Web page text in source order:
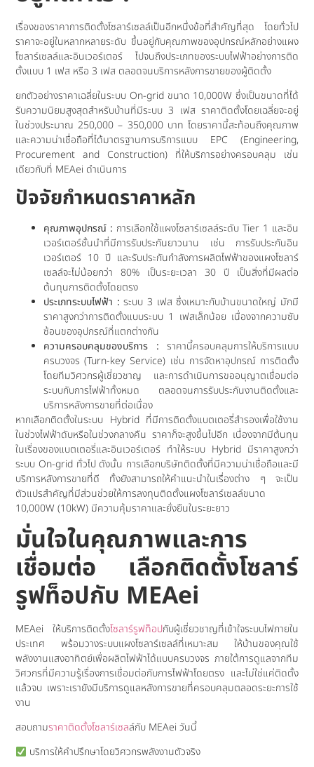
เรื่องของราคาการติดตั้งโซลาร์เซลล์เป็นอีกหนึ่งข้อที่สำคัญที่สุด โดยทั่วไป
ราคาจะอยู่ในหลากหลายระดับ ขึ้นอยู่กับคุณภาพของอุปกรณ์หลักอย่างแผง
โซลาร์เซลล์และอินเวอร์เตอร์ ไปจนถึงประเภทของระบบไฟฟ้าอย่างการติด
ตั้งแบบ 1 เฟส หรือ 3 เฟส ตลอดจนบริการหลังการขายของผู้ติดตั้ง
ยกตัวอย่างราคาเฉลี่ยในระบบ On-grid ขนาด 10,000W ซึ่งเป็นขนาดที่ได้
รับความนิยมสูงสุดสำหรับบ้านที่มีระบบ 3 เฟส ราคาติดตั้งโดยเฉลี่ยจะอยู่
ในช่วงประมาณ 250,000 – 350,000 บาท โดยราคานี้สะท้อนถึงคุณภาพ
และความน่าเชื่อถือที่ได้มาตรฐานการบริการแบบ EPC (Engineering,
Procurement and Construction) ที่ให้บริการอย่างครอบคลุม เช่น
เดียวกับที่ MEAei ดำเนินการ
ปัจจัยกำหนดราคาหลัก
คุณภาพอุปกรณ์ : การเลือกใช้แผงโซลาร์เซลล์ระดับ Tier 1 และอิน
เวอร์เตอร์ชั้นนำที่มีการรับประกันยาวนาน เช่น การรับประกันอิน
เวอร์เตอร์ 10 ปี และรับประกันกำลังการผลิตไฟฟ้าของแผงโซลาร์
เซลล์จะไม่น้อยกว่า 80% เป็นระยะเวลา 30 ปี เป็นสิ่งที่มีผลต่อ
ต้นทุนการติดตั้งโดยตรง
ประเภทระบบไฟฟ้า : ระบบ 3 เฟส ซึ่งเหมาะกับบ้านขนาดใหญ่ มักมี
ราคาสูงกว่าการติดตั้งแบบระบบ 1 เฟสเล็กน้อย เนื่องจากความซับ
ซ้อนของอุปกรณ์ที่แตกต่างกัน
ความครอบคลุมของบริการ : ราคานี้ครอบคลุมการให้บริการแบบ
ครบวงจร (Turn-key Service) เช่น การจัดหาอุปกรณ์ การติดตั้ง
โดยทีมวิศวกรผู้เชี่ยวชาญ และการดำเนินการขออนุญาตเชื่อมต่อ
ระบบกับการไฟฟ้าทั้งหมด ตลอดจนการรับประกันงานติดตั้งและ
บริการหลังการขายที่ต่อเนื่อง
หากเลือกติดตั้งในระบบ Hybrid ที่มีการติดตั้งแบตเตอรี่สำรองเพื่อใช้งาน
ในช่วงไฟฟ้าดับหรือในช่วงกลางคืน ราคาก็จะสูงขึ้นไปอีก เนื่องจากมีต้นทุน
ในเรื่องของแบตเตอรี่และอินเวอร์เตอร์ ทำให้ระบบ Hybrid มีราคาสูงกว่า
ระบบ On-grid ทั่วไป ดังนั้น การเลือกบริษัทติดตั้งที่มีความน่าเชื่อถือและมี
บริการหลังการขายที่ดี ทั้งยังสามารถให้คำแนะนำในเรื่องต่าง ๆ จะเป็น
ตัวแปรสำคัญที่มีส่วนช่วยให้การลงทุนติดตั้งแผงโซลาร์เซลล์ขนาด
10,000W (10kW) มีความคุ้มราคาและยั่งยืนในระยะยาว
มั่นใจในคุณภาพและการ
เชื่อมต่อ เลือกติดตั้งโซลาร์
รูฟท็อปกับ MEAei
MEAei ให้บริการติดตั้งโซลาร์รูฟท็อปกับผู้เชี่ยวชาญที่เข้าใจระบบไฟภายใน
ประเทศ พร้อมวางระบบแผงโซลาร์เซลล์ที่เหมาะสม ให้บ้านของคุณใช้
พลังงานแสงอาทิตย์เพื่อผลิตไฟฟ้าได้แบบครบวงจร ภายใต้การดูแลจากทีม
วิศวกรที่มีความรู้เรื่องการเชื่อมต่อกับการไฟฟ้าโดยตรง และไม่ใช่แค่ติดตั้ง
แล้วจบ เพราะเรายังมีบริการดูแลหลังการขายที่ครอบคลุมตลอดระยะการใช้
งาน
สอบถามราคาติดตั้งโซลาร์เซลล์กับ MEAei วันนี้
บริการให้คำปรึกษาโดยวิศวกรพลังงานตัวจริง